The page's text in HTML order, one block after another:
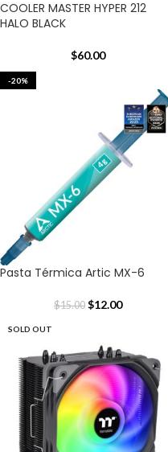
COOLER MASTER HYPER 212
HALO BLACK
$60.00
-20%
Pasta Térmica Artic MX-6
$15.00 $12.00
SOLD OUT